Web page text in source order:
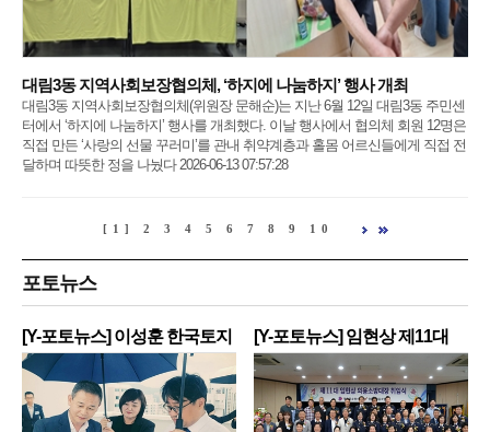
대림3동 지역사회보장협의체, ‘하지에 나눔하지’ 행사 개최
대림3동 지역사회보장협의체(위원장 문해순)는 지난 6월 12일 대림3동 주민센
터에서 ‘하지에 나눔하지’ 행사를 개최했다. 이날 행사에서 협의체 회원 12명은
직접 만든 ‘사랑의 선물 꾸러미’를 관내 취약계층과 홀몸 어르신들에게 직접 전
달하며 따뜻한 정을 나눴다 2026-06-13 07:57:28
[1] 2 3 4 5 6 7 8 9 10
포토뉴스
[Y-포토뉴스] 이성훈 한국토지
주
[Y-포토뉴스] 임현상 제11대
영